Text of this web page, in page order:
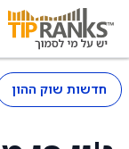
חדשות שוק ההון